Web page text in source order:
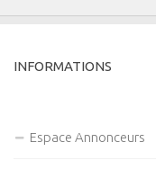
INFORMATIONS
Espace Annonceurs